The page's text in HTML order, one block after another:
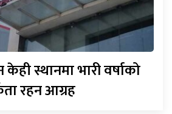
केही स्थानमा भारी वर्षाको
रहन आग्रह